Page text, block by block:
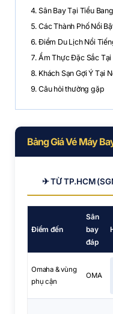
Sân Bay Tại Tiểu
Các Thành Phố Nổi
Điểm Du Lịch Nổi
Ẩm Thực Đặc Sắc
Khách Sạn Gợi Ý Tại
Câu hỏi thường gặp
Bảng Giá Vé Máy
✈ TỪ TP.HCM
Điểm đến
Sân
bay
đáp
Omaha & vùng
phụ cận
OMA